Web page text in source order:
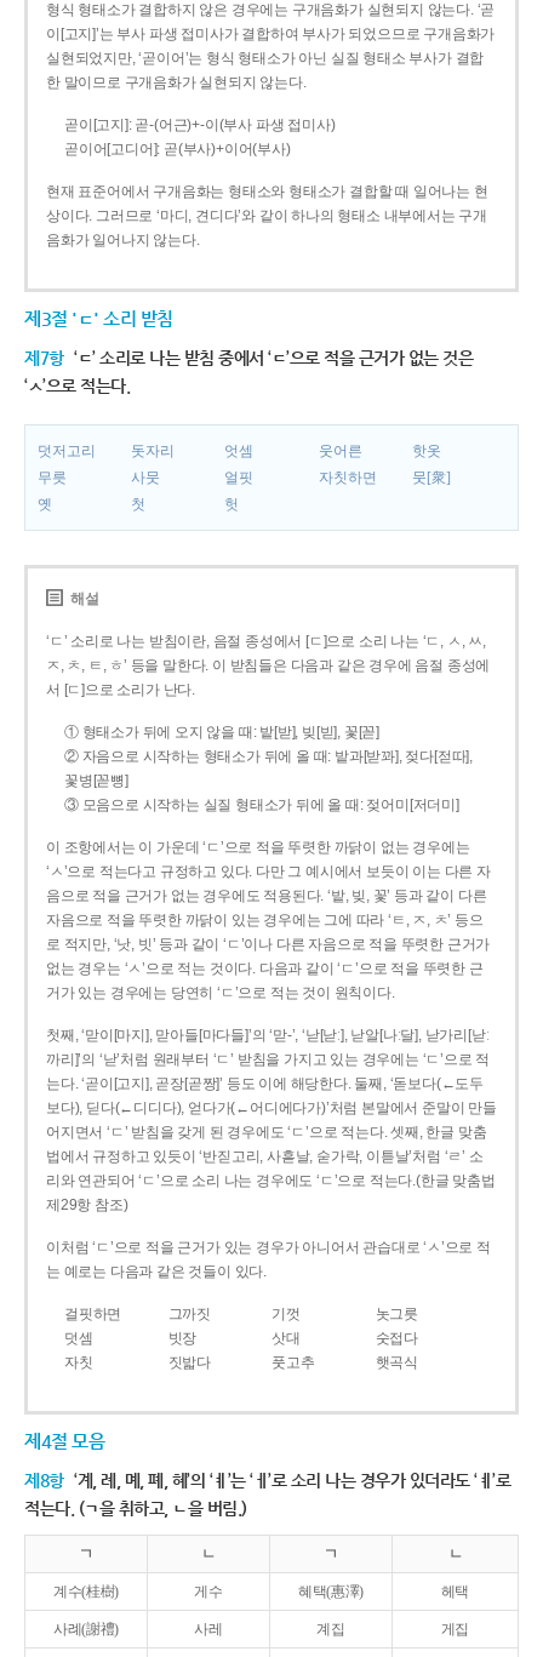
형식 형태소가 결합하지 않은 경우에는 구개음화가 실현되지 않는다. ‘곧
이[고지]’는 부사 파생 접미사가 결합하여 부사가 되었으므로 구개음화가
실현되었지만, ‘곧이어’는 형식 형태소가 아닌 실질 형태소 부사가 결합
한 말이므로 구개음화가 실현되지 않는다.
곧이[고지]: 곧-­(어근)+­-이(부사 파생 접미사)
곧이어[고디어]: 곧(부사)+이어(부사)
현재 표준어에서 구개음화는 형태소와 형태소가 결합할 때 일어나는 현
상이다. 그러므로 ‘마디, 견디다’와 같이 하나의 형태소 내부에서는 구개
음화가 일어나지 않는다.
제3절 'ㄷ' 소리 받침
제7항 ‘ㄷ’ 소리로 나는 받침 중에서 ‘ㄷ’으로 적을 근거가 없는 것은
‘ㅅ’으로 적는다.
덧저고리 돗자리 엇셈 웃어른
핫옷
무릇
사뭇 얼핏 자칫하면
뭇[衆]
옛
첫 헛
해설
‘ㄷ’ 소리로 나는 받침이란, 음절 종성에서 [ㄷ]으로 소리 나는 ‘ㄷ, ㅅ, ㅆ,
ㅈ, ㅊ, ㅌ, ㅎ’ 등을 말한다. 이 받침들은 다음과 같은 경우에 음절 종성에
서 [ㄷ]으로 소리가 난다.
① 형태소가 뒤에 오지 않을 때: 밭[받], 빚[빋], 꽃[꼳]
② 자음으로 시작하는 형태소가 뒤에 올 때: 밭과[받꽈], 젖다[젇따],
꽃병[꼳뼝]
③ 모음으로 시작하는 실질 형태소가 뒤에 올 때: 젖어미[저더미]
이 조항에서는 이 가운데 ‘ㄷ’으로 적을 뚜렷한 까닭이 없는 경우에는
‘ㅅ’으로 적는다고 규정하고 있다. 다만 그 예시에서 보듯이 이는 다른 자
음으로 적을 근거가 없는 경우에도 적용된다. ‘밭, 빚, 꽃’ 등과 같이 다른
자음으로 적을 뚜렷한 까닭이 있는 경우에는 그에 따라 ‘ㅌ, ㅈ, ㅊ’ 등으
로 적지만, ‘낫, 빗’ 등과 같이 ‘ㄷ’이나 다른 자음으로 적을 뚜렷한 근거가
없는 경우는 ‘ㅅ’으로 적는 것이다. 다음과 같이 ‘ㄷ’으로 적을 뚜렷한 근
거가 있는 경우에는 당연히 ‘ㄷ’으로 적는 것이 원칙이다.
첫째, ‘맏이[마지], 맏아들[마다들]’의 ‘맏-’, ‘낟[낟ː], 낟알[나ː달], 낟가리[낟ː
까리]’의 ‘낟’처럼 원래부터 ‘ㄷ’ 받침을 가지고 있는 경우에는 ‘ㄷ’으로 적
는다. ‘곧이[고지], 곧장[곧짱]’ 등도 이에 해당한다. 둘째, ‘돋보다(←도두
보다), 딛다(←디디다), 얻다가(←어디에다가)’처럼 본말에서 준말이 만들
어지면서 ‘ㄷ’ 받침을 갖게 된 경우에도 ‘ㄷ’으로 적는다. 셋째, 한글 맞춤
법에서 규정하고 있듯이 ‘반짇고리, 사흗날, 숟가락, 이튿날’처럼 ‘ㄹ’ 소
리와 연관되어 ‘ㄷ’으로 소리 나는 경우에도 ‘ㄷ’으로 적는다.(한글 맞춤법
제29항 참조)
이처럼 ‘ㄷ’으로 적을 근거가 있는 경우가 아니어서 관습대로 ‘ㅅ’으로 적
는 예로는 다음과 같은 것들이 있다.
걸핏하면 그까짓 기껏
놋그릇
덧셈
빗장 삿대
숫접다
자칫
짓밟다 풋고추 햇곡식
제4절 모음
제8항 ‘계, 례, 몌, 폐, 혜’의 ‘ㅖ’는 ‘ㅔ’로 소리 나는 경우가 있더라도 ‘ㅖ’로
적는다. (ㄱ을 취하고, ㄴ을 버림.)
ㄱ ㄴ ㄱ ㄴ
계수(桂樹) 게수 혜택(惠澤) 헤택
사례(謝禮) 사레 계집 게집